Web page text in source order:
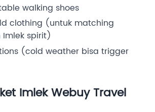
walking shoes
clothing (untuk matching
spirit)
(cold weather bisa trigger
Imlek Webuy Travel